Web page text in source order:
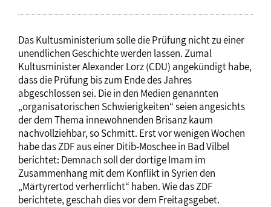
Das Kultusministerium solle die Prüfung nicht zu einer
unendlichen Geschichte werden lassen. Zumal
Kultusminister Alexander Lorz (CDU) angekündigt habe,
dass die Prüfung bis zum Ende des Jahres
abgeschlossen sei. Die in den Medien genannten
„organisatorischen Schwierigkeiten“ seien angesichts
der dem Thema innewohnenden Brisanz kaum
nachvollziehbar, so Schmitt. Erst vor wenigen Wochen
habe das ZDF aus einer Ditib-Moschee in Bad Vilbel
berichtet: Demnach soll der dortige Imam im
Zusammenhang mit dem Konflikt in Syrien den
„Märtyrertod verherrlicht“ haben. Wie das ZDF
berichtete, geschah dies vor dem Freitagsgebet.